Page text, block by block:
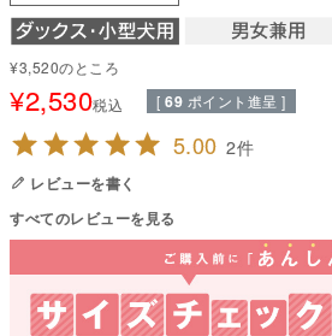
日差しが気になる季節にも取り入れやすく、
お散歩やおうち時間にも使いやすい一着です。
■ 本製品の特徴
【前足なし×後ろ脚あり設計】
前足は自由に動かしやすく、後ろ脚までカバー。
【UV対策に対応した素材】
日差しが気になるシーンでも使いやすく、
屋外での着用にも取り入れやすい仕様。
【着せやすく扱いやすい形】
前足を通さないため着脱しやすく、
¥3,520のところ
¥2,530税込 [ 69 ポイント進呈 ]
5.00 2
レビューを書く
すべてのレビューを見る